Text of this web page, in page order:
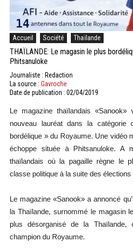
Accueil Société Thaïlande
THAÏLANDE: Le magasin le plus
Phitsanuloke
Journaliste : Redaction
La source : Gavroche
Date de publication : 02/04/2019
Le magazine thaïlandais
nouveau lauréat dans la
bordélique » du Royaume. Une vidéo
échoppe située à Phitsanuloke. A
thaïlandais où la pagaille règne le
classe politique à la suite des
Le magazine «Sanook» a annoncé
la Thaïlande, surnommé le magasin
plus désorganisé de la Thaïlande,
champion du Royaume.